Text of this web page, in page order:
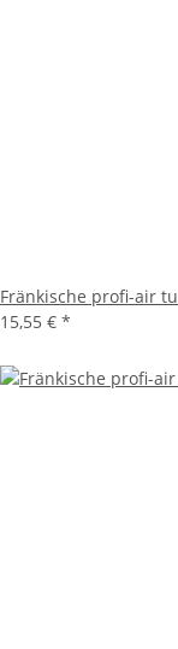
Fränkische profi-air
15,55 € *